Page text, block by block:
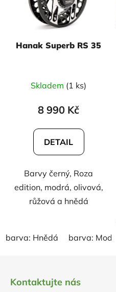
Hanak Superb RS 35
Skladem (1 ks)
8 990 Kč
DETAIL
Barvy černý, Roza
edition, modrá, olivová,
růžová a hnědá
barva: Hnědá barva: Modrá
Kontaktujte nás